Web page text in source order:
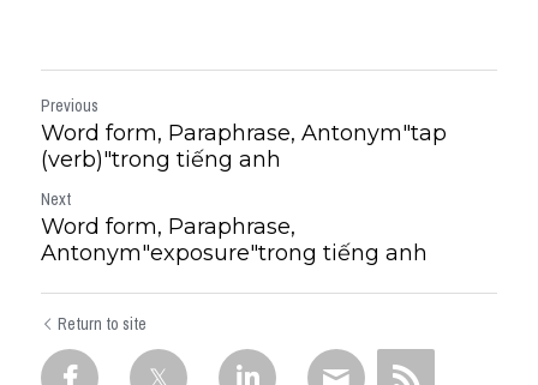
Previous
Word form, Paraphrase, Antonym"tap
(verb)"trong tiếng anh
Next
Word form, Paraphrase,
Antonym"exposure"trong tiếng anh
Return to site